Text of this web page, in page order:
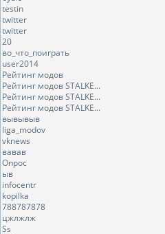
testin
twitter
twitter
20
во_что_поиграть
user2014
Рейтинг модов
Рейтинг модов STALKE...
Рейтинг модов STALKE...
Рейтинг модов STALKE...
вывывыв
liga_modov
vknews
вавав
Опрос
ыв
infocentr
kopilka
788787878
цжлжлж
Ss